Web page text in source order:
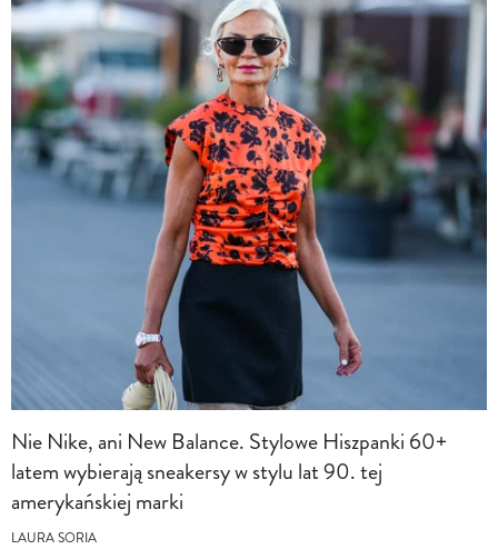
Nie Nike, ani New Balance. Stylowe Hiszpanki 60+
latem wybierają sneakersy w stylu lat 90. tej
amerykańskiej marki
LAURA SORIA